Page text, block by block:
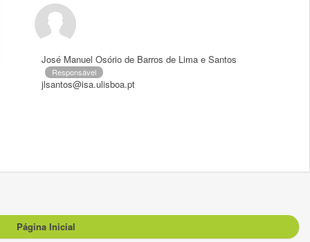
José Manuel Osório de Barros de Lima e Santos
Responsável
jlsantos@isa.ulisboa.pt
Página Inicial